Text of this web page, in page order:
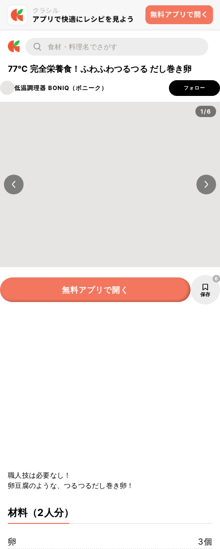
77℃ 完全栄養食！ふわふわつるつる だし巻き卵
低温調理器 BONIQ（ボニーク） フォロー
1/6
無料アプリで開く 保存
6
職人技は必要なし！
卵豆腐のような、つるつるだし巻き卵！
材料（2人分）
卵
3個